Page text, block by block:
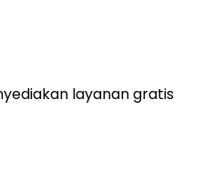
layanan gratis